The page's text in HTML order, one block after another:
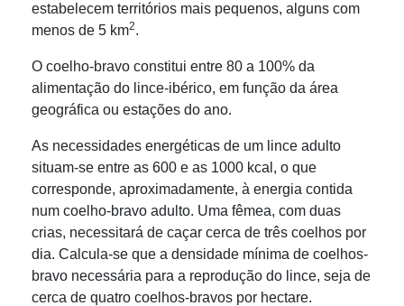
estabelecem territórios mais pequenos, alguns com
menos de 5 km2.
O coelho-bravo constitui entre 80 a 100% da
alimentação do lince-ibérico, em função da área
geográfica ou estações do ano.
As necessidades energéticas de um lince adulto
situam-se entre as 600 e as 1000 kcal, o que
corresponde, aproximadamente, à energia contida
num coelho-bravo adulto. Uma fêmea, com duas
crias, necessitará de caçar cerca de três coelhos por
dia. Calcula-se que a densidade mínima de coelhos-
bravo necessária para a reprodução do lince, seja de
cerca de quatro coelhos-bravos por hectare.